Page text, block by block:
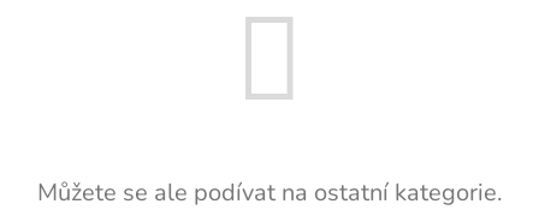
Můžete se ale podívat na ostatní kategorie.